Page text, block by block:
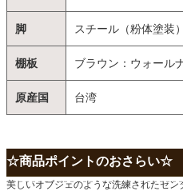
脚 スチール（粉体塗装）
棚板 ブラウン：ウォール
原産国 台湾
☆商品ポイントのおさらい☆
美しいオブジェのような洗練されたセン